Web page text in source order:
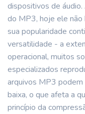
dispositivos de
do MP3, hoje ele não
sua popularidade
versatilidade - a
operacional, muitos
especializados
arquivos MP3
baixa, o que afeta a
princípio da